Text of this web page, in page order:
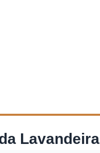
Lavandeira